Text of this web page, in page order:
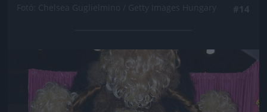
Jön még kép!